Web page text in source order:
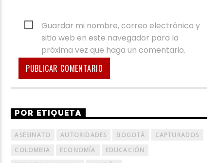
Guardar mi nombre, correo electrónico y
sitio web en este navegador para la
próxima vez que haga un comentario.
POR ETIQUETA
ASESINATO AUTORIDADES BOGOTÁ
CAPTURADOS
COLOMBIA
ECONOMÍA
EDUCACIÓN